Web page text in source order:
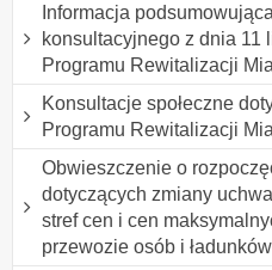
Informacja
konsultacyjnego z dnia 11
Programu Rewitalizacji
Konsultacje społeczne
Programu Rewitalizacji
Obwieszczenie o
dotyczących zmiany
stref cen i cen
przewozie osób i